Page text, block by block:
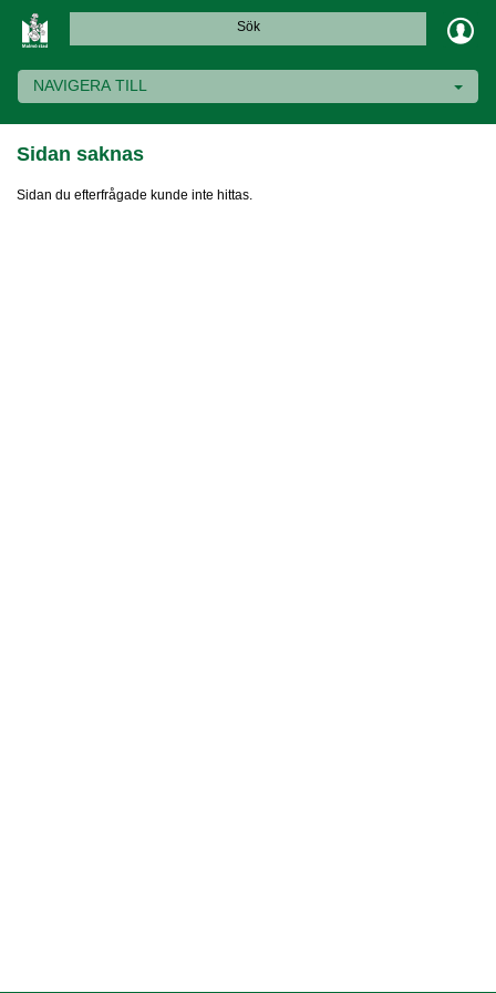
Sök
NAVIGERA TILL
Sidan saknas
Sidan du efterfrågade kunde inte hittas.